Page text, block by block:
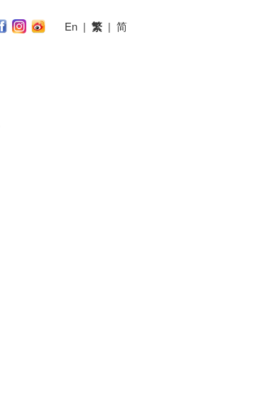
En | 繁 | 简